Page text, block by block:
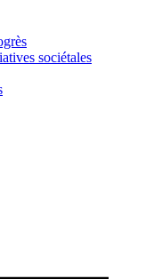
sociétales